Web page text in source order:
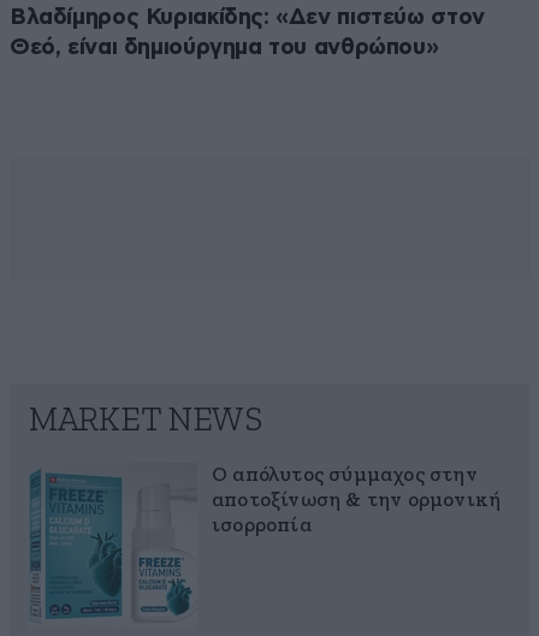
Βλαδίμηρος Κυριακίδης: «Δεν πιστεύω στον
Θεό, είναι δημιούργημα του ανθρώπου»
MARKET NEWS
Ο απόλυτος σύμμαχος στην
αποτοξίνωση & την ορμονική
ισορροπία